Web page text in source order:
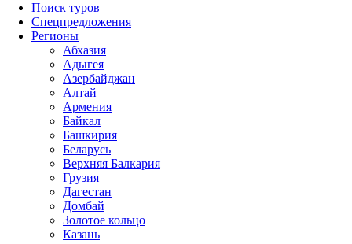
Поиск туров
Спецпредложения
Регионы
Абхазия
Адыгея
Азербайджан
Алтай
Армения
Байкал
Башкирия
Беларусь
Верхняя Балкария
Грузия
Дагестан
Домбай
Золотое кольцо
Казань